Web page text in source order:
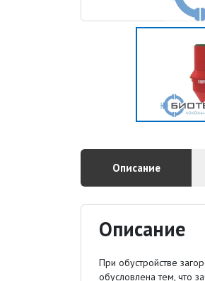
Описание
Описание
При обустройстве
обусловлена тем, что